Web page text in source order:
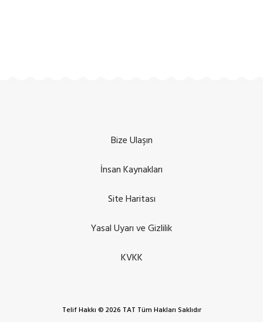
Bize Ulaşın
İnsan Kaynakları
Site Haritası
Yasal Uyarı ve Gizlilik
KVKK
Telif Hakkı © 2026 TAT Tüm Hakları Saklıdır